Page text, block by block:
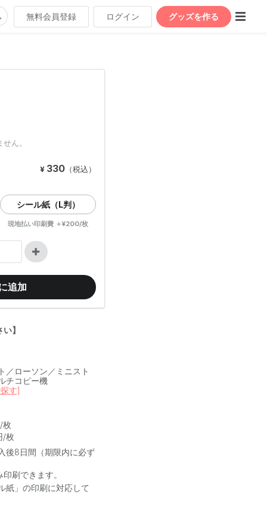
無料会員登録 ログイン グッズを作る
ん。
¥ 330 （税込）
シール紙（L判）
現地払い印刷費 ＋¥200/枚
追加
】
／ローソン／ミニスト
チコピー機
す]
枚
/枚
後8日間（期限内に必ず
刷できます。
紙」の印刷に対応して